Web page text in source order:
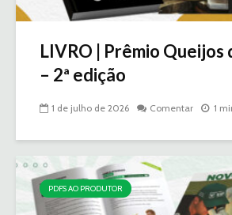
LIVRO | Prêmio Queijos
– 2ª edição
1 de julho de 2026 Comentar 1
PDFS AO PRODUTOR